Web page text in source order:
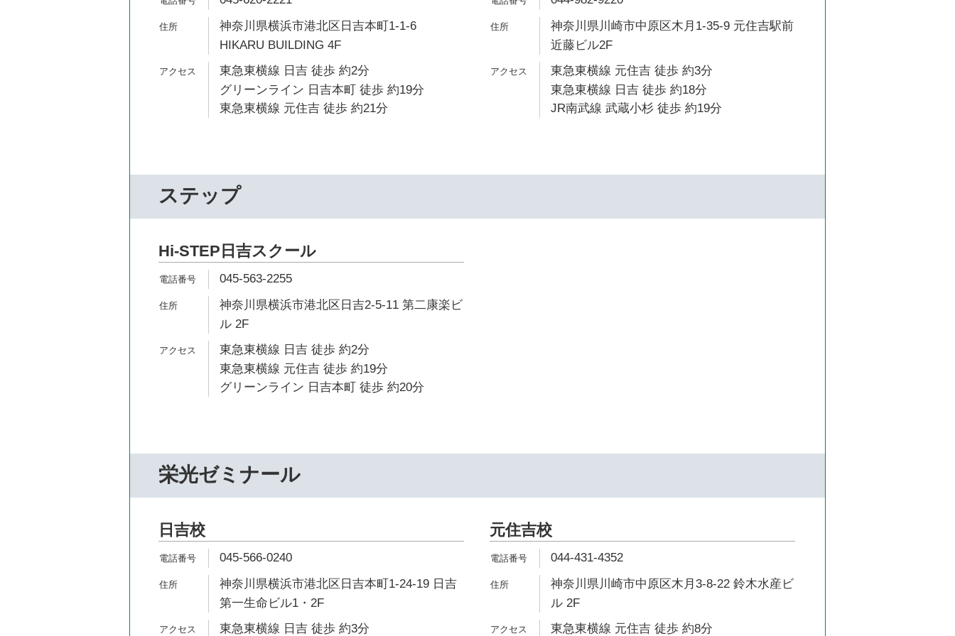
神奈川県横浜市港北区日吉本町1-1-6
HIKARU BUILDING 4F
東急東横線 日吉 徒歩 約2分
グリーンライン 日吉本町 徒歩 約19分
東急東横線 元住吉 徒歩 約21分
神奈川県川崎市中原区木月1-35-9 元住吉駅前
近藤ビル2F
東急東横線 元住吉 徒歩 約3分
東急東横線 日吉 徒歩 約18分
JR南武線 武蔵小杉 徒歩 約19分
ステップ
Hi-STEP日吉スクール
045-563-2255
神奈川県横浜市港北区日吉2-5-11 第二康楽ビ
ル 2F
東急東横線 日吉 徒歩 約2分
東急東横線 元住吉 徒歩 約19分
グリーンライン 日吉本町 徒歩 約20分
栄光ゼミナール
日吉校
045-566-0240
神奈川県横浜市港北区日吉本町1-24-19 日吉
第一生命ビル1・2F
東急東横線 日吉 徒歩 約3分
元住吉校
044-431-4352
神奈川県川崎市中原区木月3-8-22 鈴木水産ビ
ル 2F
東急東横線 元住吉 徒歩 約8分